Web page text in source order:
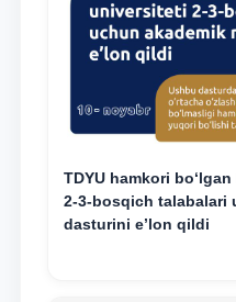
TDYU hamkori
2-3-bosqich talabalari
dasturini e’lon qildi